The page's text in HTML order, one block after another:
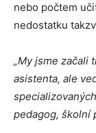
nebo počtem
nedostatku
„My jsme začali
asistenta, ale
pedagog, školní